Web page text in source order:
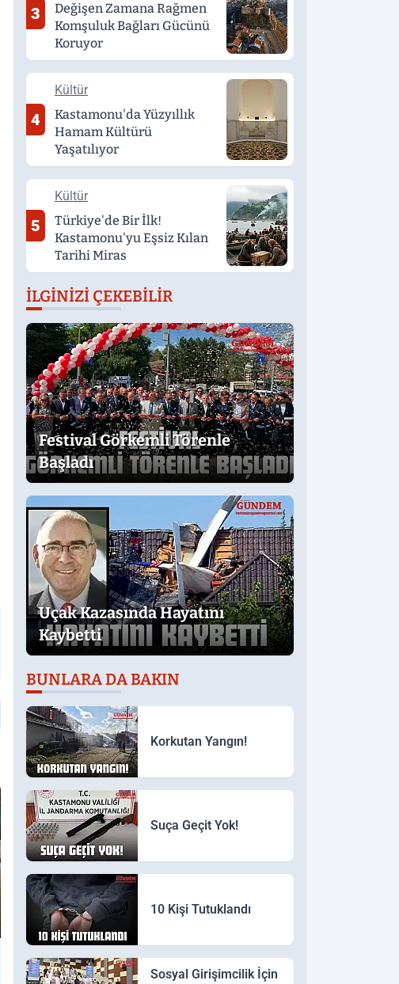
3
Değişen Zamana Rağmen
Komşuluk Bağları Gücünü
Koruyor
4
Kültür
Kastamonu'da Yüzyıllık
Hamam Kültürü
Yaşatılıyor
5
Kültür
Türkiye'de Bir İlk!
Kastamonu'yu Eşsiz Kılan
Tarihi Miras
İLGINIZI ÇEKEBILIR
Festival Görkemli Törenle
Başladı
Uçak Kazasında Hayatını
Kaybetti
BUNLARA DA BAKIN
Korkutan Yangın!
Suça Geçit Yok!
10 Kişi Tutuklandı
Sosyal Girişimcilik İçin